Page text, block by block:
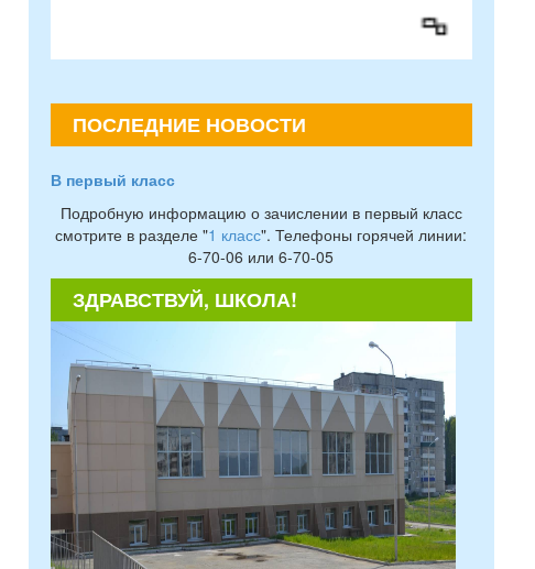
ПОСЛЕДНИЕ НОВОСТИ
В первый класс
Подробную информацию о зачислении в первый класс
смотрите в разделе "1 класс". Телефоны горячей линии:
6-70-06 или 6-70-05
ЗДРАВСТВУЙ, ШКОЛА!